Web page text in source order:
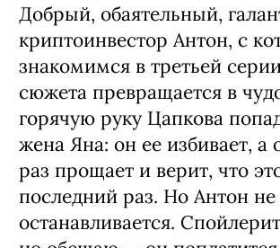
Добрый, обаятельный,
криптоинвестор Антон, с
знакомимся в третьей
сюжета превращается в
горячую руку Цапкова
жена Яна: он ее избивает, а
раз прощает и верит, что
последний раз. Но Антон не
останавливается.